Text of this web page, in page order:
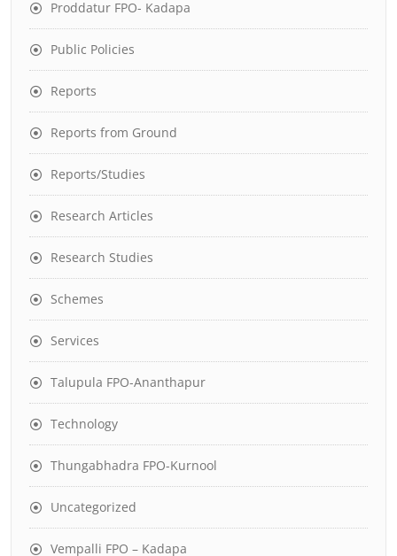
Proddatur FPO- Kadapa
Public Policies
Reports
Reports from Ground
Reports/Studies
Research Articles
Research Studies
Schemes
Services
Talupula FPO-Ananthapur
Technology
Thungabhadra FPO-Kurnool
Uncategorized
Vempalli FPO – Kadapa